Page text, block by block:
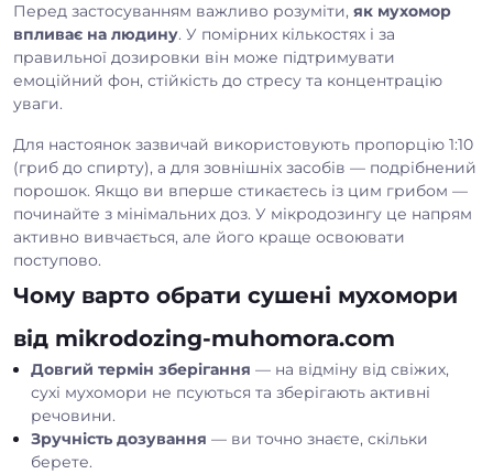
Перед застосуванням важливо розуміти, як мухомор
впливає на людину. У помірних кількостях і за
правильної дозировки він може підтримувати
емоційний фон, стійкість до стресу та концентрацію
уваги.
Для настоянок зазвичай використовують пропорцію 1:10
(гриб до спирту), а для зовнішніх засобів — подрібнений
порошок. Якщо ви вперше стикаєтесь із цим грибом —
починайте з мінімальних доз. У мікродозингу це напрям
активно вивчається, але його краще освоювати
поступово.
Чому варто обрати сушені мухомори
від mikrodozing-muhomora.com
Довгий термін зберігання — на відміну від свіжих,
сухі мухомори не псуються та зберігають активні
речовини.
Зручність дозування — ви точно знаєте, скільки
берете.